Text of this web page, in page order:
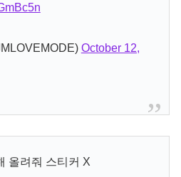
October 12,
올려줘 스티커 X